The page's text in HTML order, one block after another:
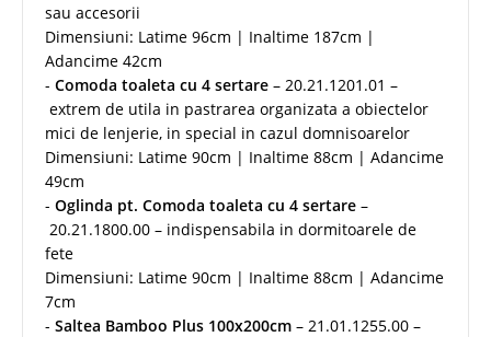
sau accesorii
Dimensiuni: Latime 96cm | Inaltime 187cm |
Adancime 42cm
- Comoda toaleta cu 4 sertare – 20.21.1201.01 –
extrem de utila in pastrarea organizata a obiectelor
mici de lenjerie, in special in cazul domnisoarelor
Dimensiuni: Latime 90cm | Inaltime 88cm | Adancime
49cm
- Oglinda pt. Comoda toaleta cu 4 sertare –
20.21.1800.00 – indispensabila in dormitoarele de
fete
Dimensiuni: Latime 90cm | Inaltime 88cm | Adancime
7cm
- Saltea Bamboo Plus 100x200cm – 21.01.1255.00 –